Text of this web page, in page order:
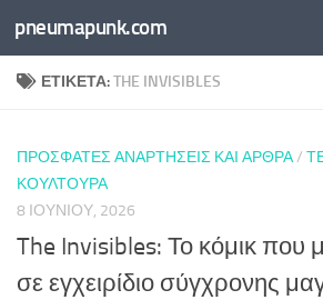
Skip to content
pneumapunk.com
ΕΤΙΚΈΤΑ:THE INVISIBLES
ΠΡΌΣΦΑΤΕΣ ΑΝΑΡΤΉΣΕΙΣ ΚΑΙ ΆΡΘΡΑ/
ΚΟΥΛΤΟΎΡΑ
8 ΙΟΥΝΊΟΥ, 2026
The Invisibles: Το κόμικ που
σε εγχειρίδιο σύγχρονης